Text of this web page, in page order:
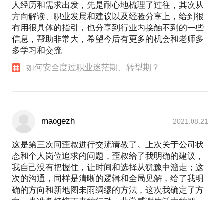
人经历和需求出发，先是耐心地梳理了过往，其次从
方向解读、职业发展和建议以及经验分享上，给到很
有用很具体的指引，也分享到行业内接触不到的一些
信息，帮助非常大，希望今后有更多的机会和老师多
多学习和交流
如何安全度过职业迷茫期、转型期？
maogezh 2021.08.21
这是第三次同歪叔进行交流请教了。上次关于公司状
态和个人岗位追求的问题，歪叔给了我明确的建议，
我自己没有把握住，让时间和选择从犹豫中溜走；这
次的沟通，同样是清晰的逻辑和全局见解，给了我明
确的方向和新地图未雨绸缪的方法，这次我确定了方